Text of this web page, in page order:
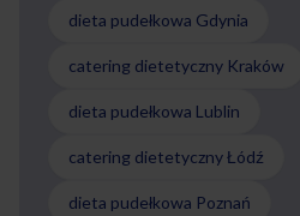
dieta pudełkowa Gdynia
catering dietetyczny Kraków
dieta pudełkowa Lublin
catering dietetyczny Łódź
dieta pudełkowa Poznań